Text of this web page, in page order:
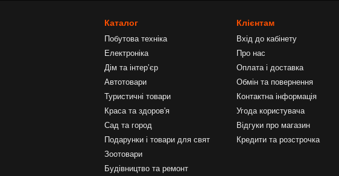
Каталог
Побутова техніка
Електроніка
Дім та інтерʼєр
Автотовари
Туристичні товари
Краса та здоров'я
Сад та город
Подарунки і товари для свят
Зоотовари
Будівництво та ремонт
Клієнтам
Вхід до кабінету
Про нас
Оплата і доставка
Обмін та повернення
Контактна інформація
Угода користувача
Відгуки про магазин
Кредити та розстрочка